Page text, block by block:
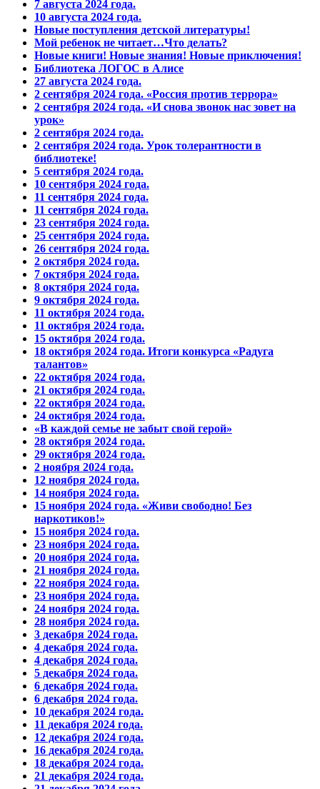
7 августа 2024 года.
10 августа 2024 года.
Новые поступления детской литературы!
Мой ребенок не читает…Что делать?
Новые книги! Новые знания! Новые приключения!
Библиотека ЛОГОС в Алисе
27 августа 2024 года.
2 сентября 2024 года. «Россия против террора»
2 сентября 2024 года. «И снова звонок нас зовет на
урок»
2 сентября 2024 года.
2 сентября 2024 года. Урок толерантности в
библиотеке!
5 сентября 2024 года.
10 сентября 2024 года.
11 сентября 2024 года.
11 сентября 2024 года.
23 сентября 2024 года.
25 сентября 2024 года.
26 сентября 2024 года.
2 октября 2024 года.
7 октября 2024 года.
8 октября 2024 года.
9 октября 2024 года.
11 октября 2024 года.
11 октября 2024 года.
15 октября 2024 года.
18 октября 2024 года. Итоги конкурса «Радуга
талантов»
22 октября 2024 года.
21 октября 2024 года.
22 октября 2024 года.
24 октября 2024 года.
«В каждой семье не забыт свой герой»
28 октября 2024 года.
29 октября 2024 года.
2 ноября 2024 года.
12 ноября 2024 года.
14 ноября 2024 года.
15 ноября 2024 года. «Живи свободно! Без
наркотиков!»
15 ноября 2024 года.
23 ноября 2024 года.
20 ноября 2024 года.
21 ноября 2024 года.
22 ноября 2024 года.
23 ноября 2024 года.
24 ноября 2024 года.
28 ноября 2024 года.
3 декабря 2024 года.
4 декабря 2024 года.
4 декабря 2024 года.
5 декабря 2024 года.
6 декабря 2024 года.
6 декабря 2024 года.
10 декабря 2024 года.
11 декабря 2024 года.
12 декабря 2024 года.
16 декабря 2024 года.
18 декабря 2024 года.
21 декабря 2024 года.